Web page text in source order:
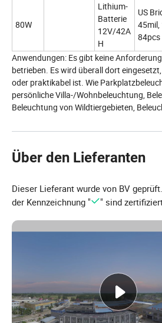
80W
Lithium-
Batterie
12V/42A
H
US
45mil,
84pcs
Anwendungen: Es gibt keine
betrieben. Es wird überall dort
oder praktikabel ist. Wie
persönliche Villa-/Wohnbeleuchtung,
Beleuchtung von Wildtiergebieten,
Über den Lieferanten
Dieser Lieferant wurde von BV
der Kennzeichnung "
" sind